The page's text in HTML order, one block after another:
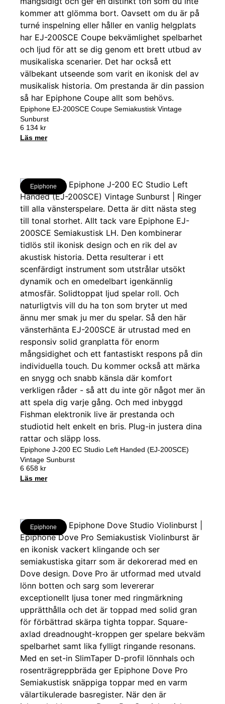
Epiphone EJ-200SCE Coupe Semiakustisk Vintage
Sunburst
6 134 kr
Läs mer
Epiphone
Epiphone J-200 EC Studio Left Handed (EJ-200SCE)
Vintage Sunburst
6 658 kr
Läs mer
Epiphone